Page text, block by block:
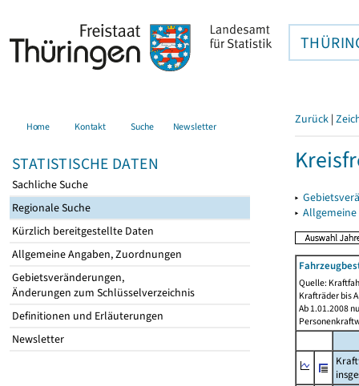
Home Kontakt Suche Newsletter
STATISTISCHE DATEN
Sachliche Suche
Regionale Suche
Kürzlich bereitgestellte Daten
Allgemeine Angaben, Zuordnungen
Gebietsveränderungen,
Änderungen zum Schlüsselverzeichnis
Definitionen und Erläuterungen
Newsletter
Zurück |
▸
▸
Quelle:
Krafträder bis
Ab 1.01.2008